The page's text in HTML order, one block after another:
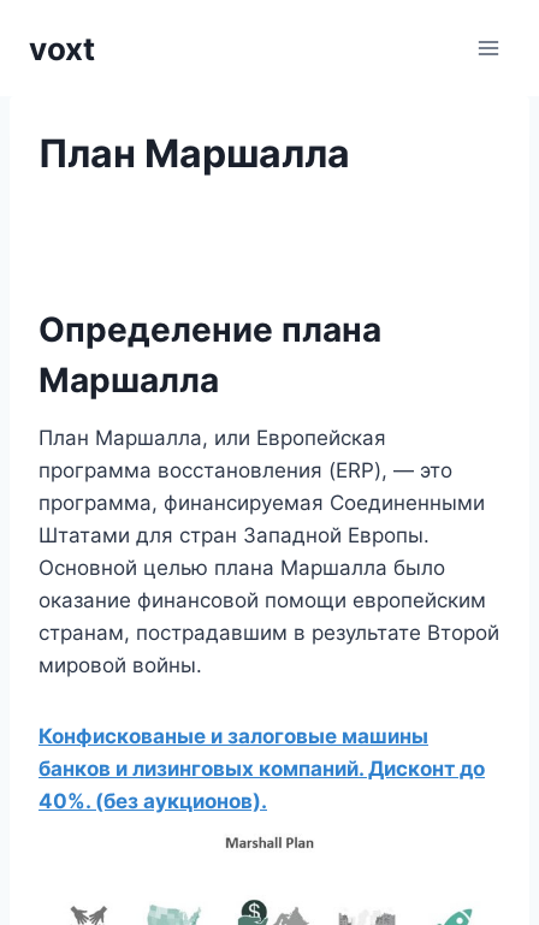
voxt
План Маршалла
Определение плана
Маршалла
План Маршалла, или Европейская
программа восстановления (ERP), — это
программа, финансируемая Соединенными
Штатами для стран Западной Европы.
Основной целью плана Маршалла было
оказание финансовой помощи европейским
странам, пострадавшим в результате Второй
мировой войны.
Конфискованые и залоговые машины
банков и лизинговых компаний. Дисконт до
40%. (без аукционов).